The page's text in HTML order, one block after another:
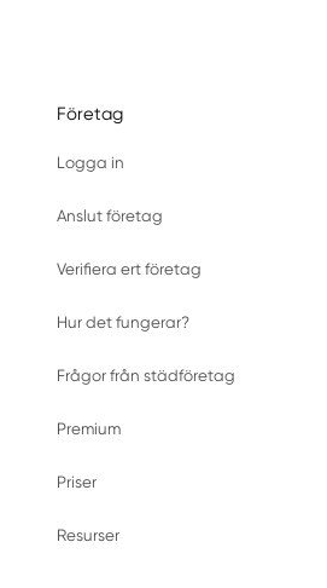
Företag
Logga in
Anslut företag
Verifiera ert företag
Hur det fungerar?
Frågor från städföretag
Premium
Priser
Resurser